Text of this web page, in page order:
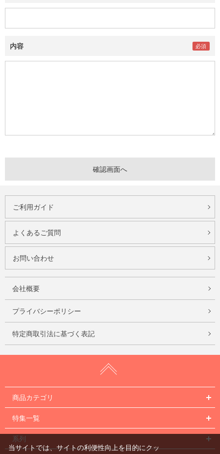
内容
ご利用ガイド
よくあるご質問
お問い合わせ
会社概要
プライバシーポリシー
特定商取引法に基づく表記
商品カテゴリ
特集一覧
系列
当サイトでは、サイトの利便性向上を目的にクッ